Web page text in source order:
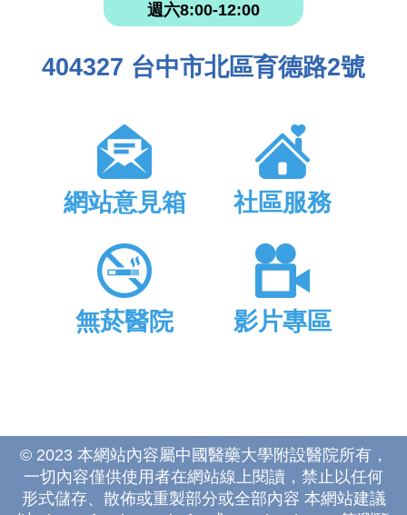
週六8:00-12:00
404327 台中市北區育德路2號
網站意見箱 社區服務
無菸醫院 影片專區
© 2023 本網站內容屬中國醫藥大學附設醫院所有，
一切內容僅供使用者在網站線上閱讀，禁止以任何
形式儲存、散佈或重製部分或全部內容 本網站建議